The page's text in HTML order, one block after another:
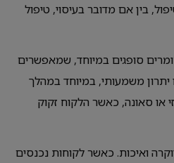
בין אם מדובר בעיסוי, טיפול
סופגים במיוחד, שמאפשרים
יתרון משמעותי, במיוחד במהלך
או סאונה, כאשר הלקוח זקוק
ואיכות. כאשר לקוחות נכנסים